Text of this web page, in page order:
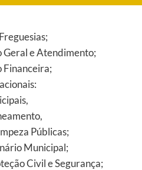
e Atendimento;
Públicas;
Municipal;
Civil e Segurança;